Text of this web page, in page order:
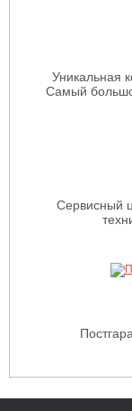
Уникальная
Самый
Сервисный